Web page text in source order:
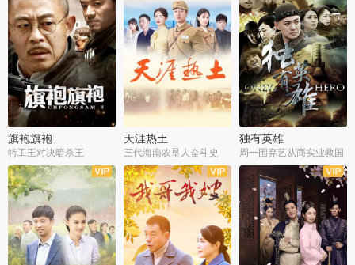
旗袍旗袍
特工王对决暗杀王
天涯热土
三代海南农垦人奋斗史
独有英雄
周一围弃艺从商实业救国
全34集
全50集 全51集